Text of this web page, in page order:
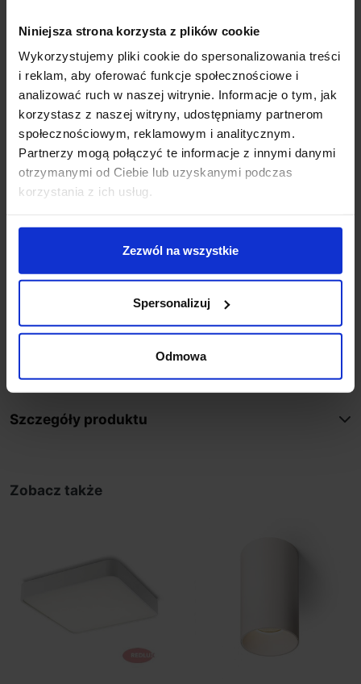
Niniejsza strona korzysta z plików cookie
Wykorzystujemy pliki cookie do spersonalizowania treści
i reklam, aby oferować funkcje społecznościowe i
analizować ruch w naszej witrynie. Informacje o tym, jak
korzystasz z naszej witryny, udostępniamy partnerom
społecznościowym, reklamowym i analitycznym.
Partnerzy mogą połączyć te informacje z innymi danymi
otrzymanymi od Ciebie lub uzyskanymi podczas
korzystania z ich usług.
Zezwól na wszystkie
Spersonalizuj
Odmowa
nowoczesny design sprawiają, że ta oprawa doskonale
sprawdzi się w każdym pomieszczeniu. Idealna jako
oświetlenie w kuchni, salonie, jadalni, sypialni,
korytarzu, gabinecie, toalecie itp.
Parametry techniczne:
Źródło światłaGU10
Moc15W
Zasilanie230V
Wymiary8 cm x 8 cm- rozmiar S, 5 cm x 7 cm-
REDLUX
Informacje dodatkowe:
Brak źródła światła w komplecie
Szczegóły produktu
Zobacz także